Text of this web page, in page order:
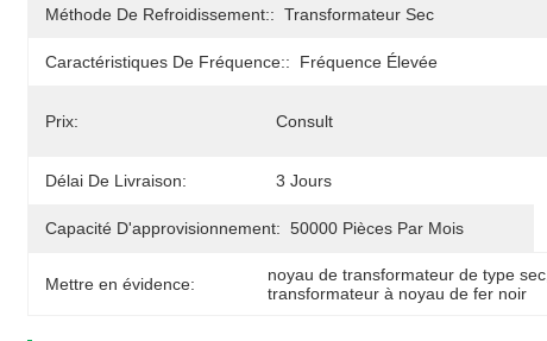
Méthode De Refroidissement:: Transformateur Sec
Caractéristiques De Fréquence:: Fréquence Élevée
Prix: Consult
Délai De Livraison: 3 Jours
Capacité D'approvisionnement: 50000 Pièces Par Mois
Mettre en évidence: noyau de transformateur de type sec
transformateur à noyau de fer noir